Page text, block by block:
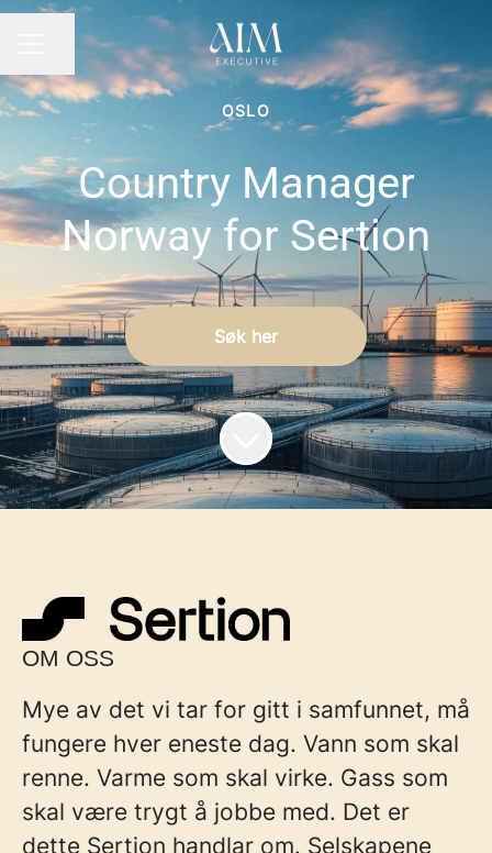
KARRIÄRMENY
Dela sidan
OSLO
Country Manager
Norway for Sertion
Søk her
OM OSS
Mye av det vi tar for gitt i samfunnet, må
fungere hver eneste dag. Vann som skal
renne. Varme som skal virke. Gass som
skal være trygt å jobbe med. Det er
dette Sertion handlar om. Selskapene